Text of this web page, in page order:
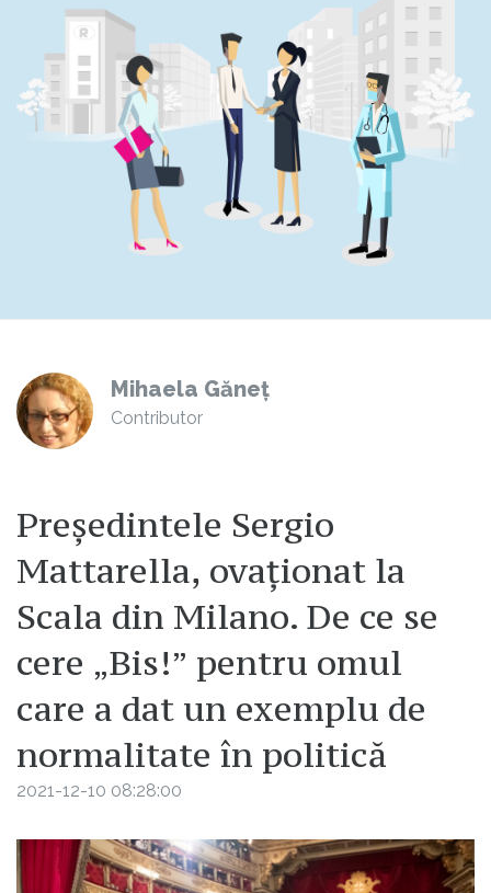
Mihaela Găneț
Contributor
Președintele Sergio
Mattarella, ovaționat la
Scala din Milano. De ce se
cere „Bis!” pentru omul
care a dat un exemplu de
normalitate în politică
2021-12-10 08:28:00